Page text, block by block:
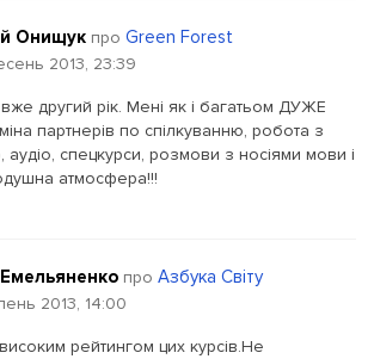
Онищук про Green Forest
2013, 23:39
другий рік. Мені як і багатьом ДУЖЕ
партнерів по спілкуванню, робота з
аудіо, спецкурси, розмови з носіями мови і
атмосфера!!!
про Азбука Світу
2013, 14:00
рейтингом цих курсів.Не